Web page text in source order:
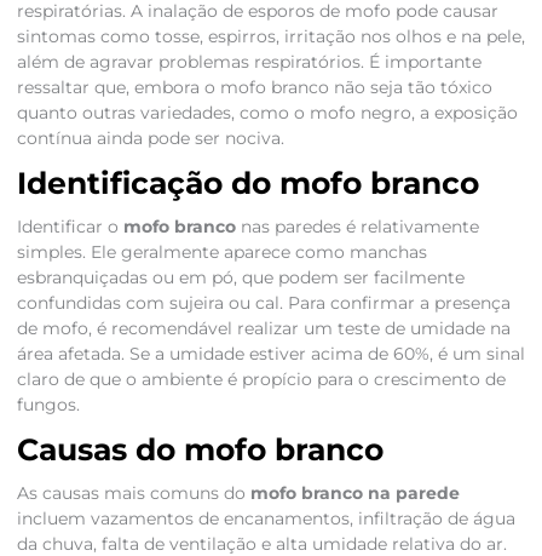
respiratórias. A inalação de esporos de mofo pode causar
sintomas como tosse, espirros, irritação nos olhos e na pele,
além de agravar problemas respiratórios. É importante
ressaltar que, embora o mofo branco não seja tão tóxico
quanto outras variedades, como o mofo negro, a exposição
contínua ainda pode ser nociva.
Identificação do mofo branco
Identificar o mofo branconas paredes é relativamente
simples. Ele geralmente aparece como manchas
esbranquiçadas ou em pó, que podem ser facilmente
confundidas com sujeira ou cal. Para confirmar a presença
de mofo, é recomendável realizar um teste de umidade na
área afetada. Se a umidade estiver acima de 60%, é um sinal
claro de que o ambiente é propício para o crescimento de
fungos.
Causas do mofo branco
As causas mais comuns do mofo branco na parede
incluem vazamentos de encanamentos, infiltração de água
da chuva, falta de ventilação e alta umidade relativa do ar.